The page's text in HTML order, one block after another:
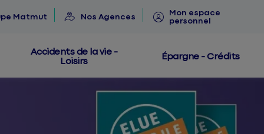
Matmut Nos Agences
Mon espace
personnel
Accidents de la vie -
Loisirs
Épargne - Crédits